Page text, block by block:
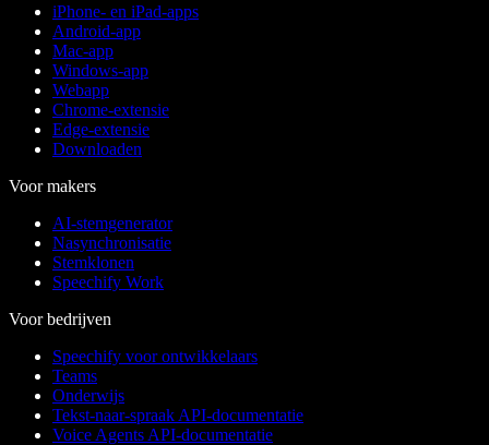
iPhone- en iPad-apps
Android-app
Mac-app
Windows-app
Webapp
Chrome-extensie
Edge-extensie
Downloaden
Voor makers
AI-stemgenerator
Nasynchronisatie
Stemklonen
Speechify Work
Voor bedrijven
Speechify voor ontwikkelaars
Teams
Onderwijs
Tekst-naar-spraak API-documentatie
Voice Agents API-documentatie